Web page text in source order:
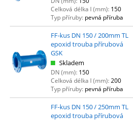
Celková délka l (mm): 150
Typ příruby: pevná příruba
FF-kus DN 150 / 200mm TL
epoxid trouba přírubová
GSK
Skladem
DN (mm): 150
Celková délka l (mm):200
Typ příruby: pevná příruba
FF-kus DN 150 / 250mm TL
epoxid trouba přírubová